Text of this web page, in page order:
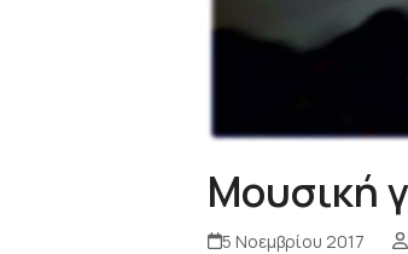
Μουσική
5 Νοεμβρίου 2017